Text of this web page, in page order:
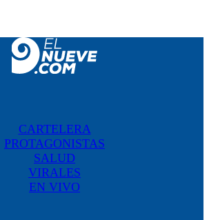
CARTELERA
PROTAGONISTAS
SALUD
VIRALES
EN VIVO